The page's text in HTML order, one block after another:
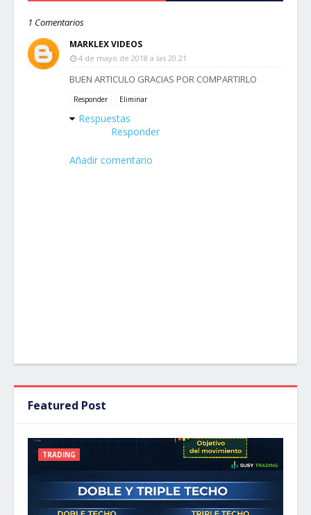
1 Comentarios
MARKLEX VIDEOS
4 de mayo de 2018 a las 20:21
BUEN ARTICULO GRACIAS POR COMPARTIRLO
Responder Eliminar
Respuestas
Responder
Añadir comentario
Featured Post
TRADING